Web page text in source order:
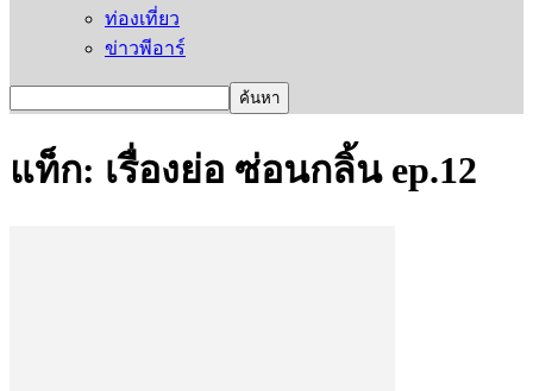
ท่องเที่ยว
ข่าวพีอาร์
แท็ก: เรื่องย่อ ซ่อนกลิ้น ep.12